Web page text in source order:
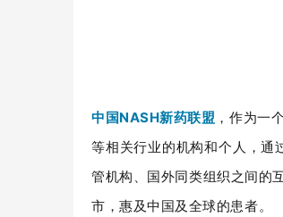
中国NASH新药联盟 ，作为一
等相关行业的机构和个人，通
管机构、国外同类组织之间的
市，惠及中国及全球的患者。